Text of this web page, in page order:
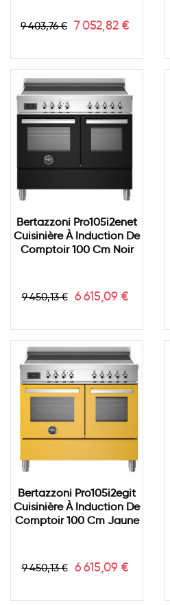
Prix
9 403,76 € Prix
7 052,82 €
Bertazzoni Pro105i2enet
Cuisinière À Induction De
Comptoir 100 Cm Noir
Prix
9 450,13 € Prix
6 615,09 €
Bertazzoni Pro105i2egit
Cuisinière À Induction De
Comptoir 100 Cm Jaune
Prix
9 450,13 € Prix
6 615,09 €